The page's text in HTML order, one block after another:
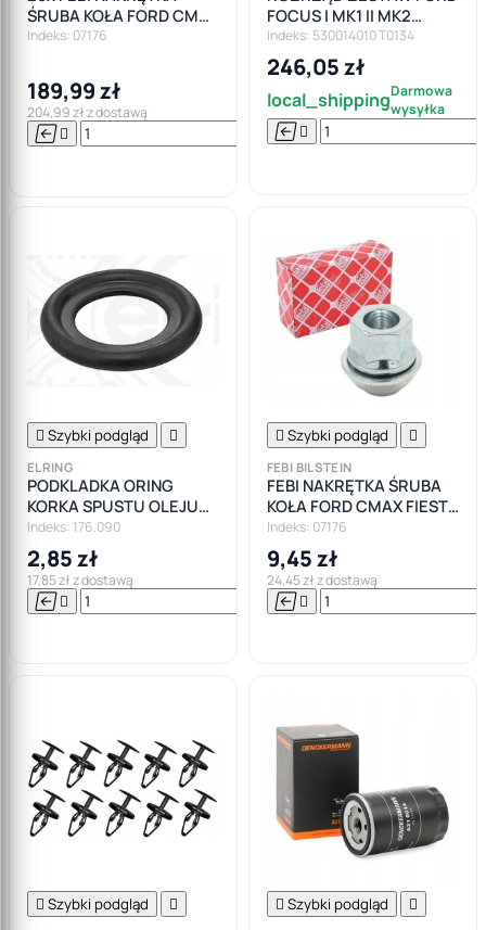
ŚRUBA KOŁA FORD CMAX
FIESTA FOCUS MONDEO
Indeks: 07176
189,99 zł
204,99 zł z dostawą
  

Do
FOCUS I MK1 II MK2
FIESTA MK4 MK5 1.25 1.4
1.6 16V
Indeks: 530014010 T0134
246,05 zł
local_shippingDarmowa
wysyłka
 
 Szybki podgląd 
ELRING
PODKLADKA ORING
KORKA SPUSTU OLEJU
FORD MAZDA JAGUAR
VOLVO ALFA
Indeks: 176.090
2,85 zł
17,85 zł z dostawą
  

 Szybki podgląd 
FEBI BILSTEIN
FEBI NAKRĘTKA ŚRUBA
KOŁA FORD CMAX FIESTA
FOCUS MONDEO SMAX
GALAXY M12X1,5
Indeks: 07176
9,45 zł
24,45 zł z dostawą
 
 Szybki podgląd   Szybki podgląd 